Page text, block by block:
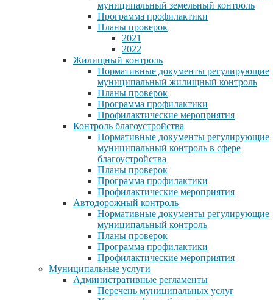
муниципальный земельный контроль
Программа профилактики
Планы проверок
2021
2022
Жилищный контроль
Нормативные документы регулирующие
муниципальный жилищный контроль
Планы проверок
Программа профилактики
Профилактические мероприятия
Контроль благоустройства
Нормативные документы регулирующие
муниципальный контроль в сфере
благоустройства
Планы проверок
Программа профилактики
Профилактические мероприятия
Автодорожный контроль
Нормативные документы регулирующие
муниципальный контроль
Планы проверок
Программа профилактики
Профилактические мероприятия
Муниципальные услуги
Административные регламенты
Перечень муниципальных услуг